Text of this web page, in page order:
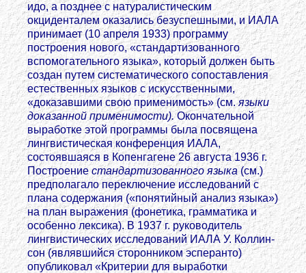
идо, а позднее с натуралистическим
окциденталем оказались безуспешными, и ИАЛА
принимает (10 апреля 1933) программу
построения нового, «стандартизованного
вспомогательного языка», который должен быть
создан путем систематического сопоставления
естественных языков с искусственными,
«доказавшими свою применимость» (см.языки
доказанной применимости).Окончательной
выработке этой программы была посвящена
лингвистическая конференция ИАЛА,
состоявшаяся в Копенгагене 26 августа 1936 г.
Построениестандартизованного языка(см.)
предполагало переключение исследований с
плана содержания («понятийный анализ языка»)
на план выражения (фонетика, грамматика и
особенно лексика). В 1937 г. руководитель
лингвистических исследований ИАЛА У. Коллин-
сон (являвшийся сторонником эсперанто)
опубликовал «Критерии для выработки